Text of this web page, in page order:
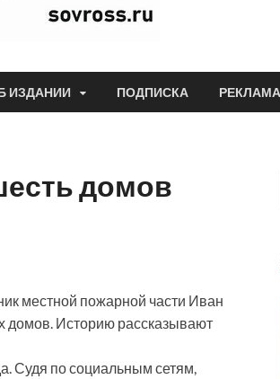
ИЗДАНИИ ПОДПИСКА РЕКЛАМА
домов
местной пожарной части Иван
домов. Историю рассказывают
Судя по социальным сетям,